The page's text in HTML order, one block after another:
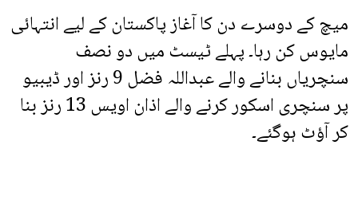
میچ کے دوسرے دن کا آغاز پاکستان کے لیے انتہائی
مایوس کن رہا۔ پہلے ٹیسٹ میں دو نصف
سنچریاں بنانے والے عبداللہ فضل 9 رنز اور ڈیبیو
پر سنچری اسکور کرنے والے اذان اویس 13 رنز بنا
کر آؤٹ ہوگئے۔